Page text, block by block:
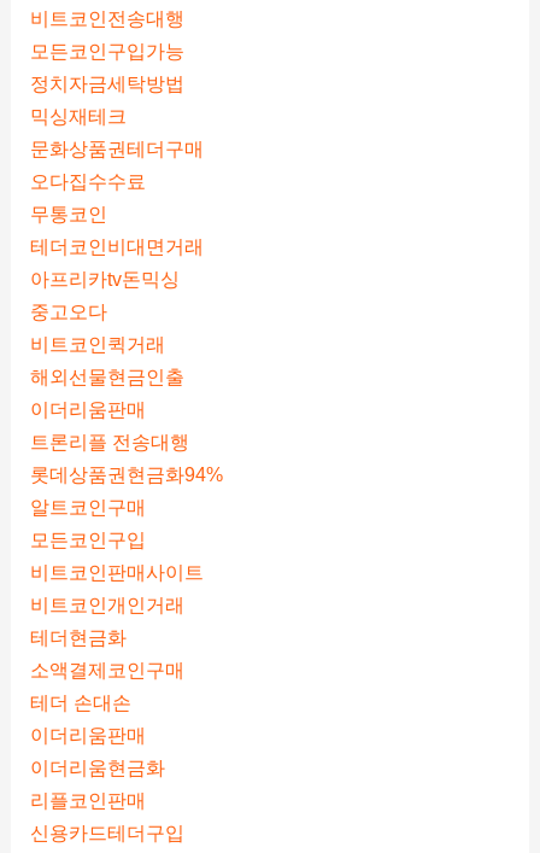
비트코인전송대행
모든코인구입가능
정치자금세탁방법
믹싱재테크
문화상품권테더구매
오다집수수료
무통코인
테더코인비대면거래
아프리카tv돈믹싱
중고오다
비트코인퀵거래
해외선물현금인출
이더리움판매
트론리플 전송대행
롯데상품권현금화94%
알트코인구매
모든코인구입
비트코인판매사이트
비트코인개인거래
테더현금화
소액결제코인구매
테더 손대손
이더리움판매
이더리움현금화
리플코인판매
신용카드테더구입